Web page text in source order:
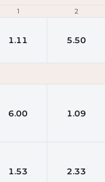
1 2
1 2
1.11 5.50
6.00 1.09
1.53 2.33